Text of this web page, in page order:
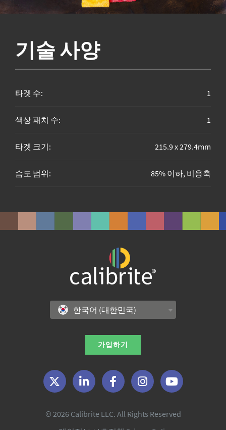
기술 사양
타겟 수: 1
색상 패치 수: 1
타겟 크기: 215.9 x 279.4mm
습도 범위: 85% 이하, 비응축
한국어 (대한민국)
가입하기
© 2026 Calibrite LLC. All Rights Reserved